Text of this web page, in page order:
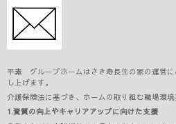
平素 グループホームはさき寿長生の家の運営
し上げます。
介護保険法に基づき、ホームの取り組む職場環境
1.資質の向上やキャリアアップに向けた支援